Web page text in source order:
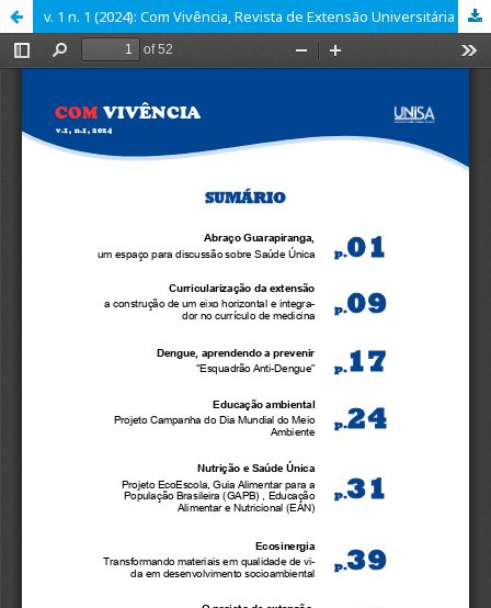
v. 1 n. 1 (2024): Com Vivência, Revista de Extensão Universitária da Universidade Santo Amaro